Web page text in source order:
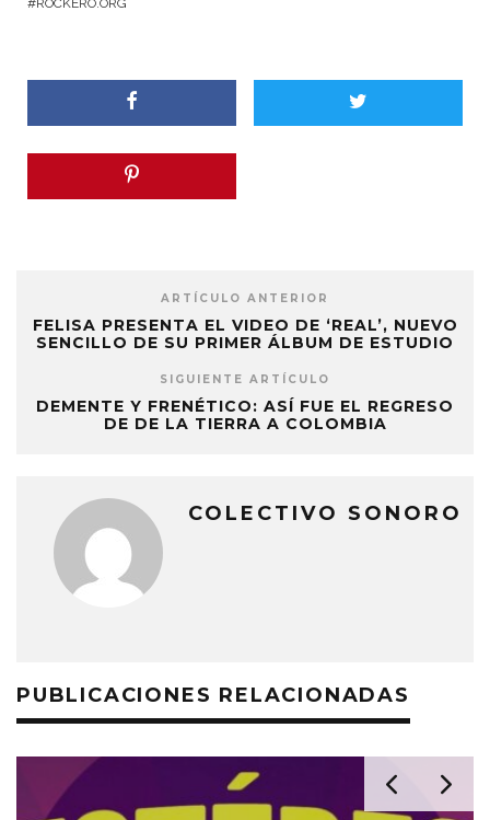
ARTÍCULO ANTERIOR
FELISA PRESENTA EL VIDEO DE ‘REAL’, NUEVO
SENCILLO DE SU PRIMER ÁLBUM DE ESTUDIO
SIGUIENTE ARTÍCULO
DEMENTE Y FRENÉTICO: ASÍ FUE EL REGRESO
DE DE LA TIERRA A COLOMBIA
COLECTIVO SONORO
PUBLICACIONES RELACIONADAS